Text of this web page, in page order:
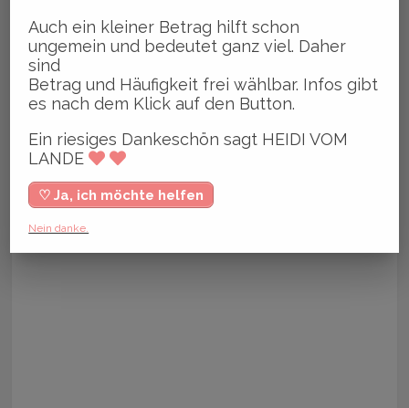
Auch ein kleiner Betrag hilft schon
ungemein und bedeutet ganz viel. Daher
sind
Betrag und Häufigkeit frei wählbar. Infos gibt
es nach dem Klick auf den Button.
Ein riesiges Dankeschön sagt HEIDI VOM
LANDE
♡ Ja, ich möchte helfen
Nein danke.